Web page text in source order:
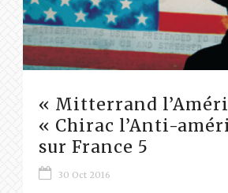
« Mitterrand
« Chirac l’Anti-
sur France 5
30 Oct 2016